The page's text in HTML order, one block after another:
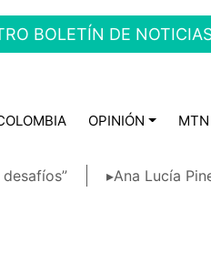
BOLETÍN DE
OPINIÓN MTN
▸Ana Lucía